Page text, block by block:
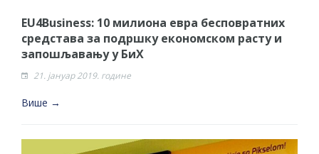
EU4Business: 10 милиона евра бесповратних
средстава за подршку економском расту и
запошљавању у БиХ
21. јануар 2019. године
Више →